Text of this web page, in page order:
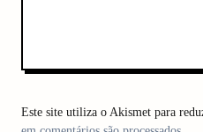
Este site utiliza o Akismet para